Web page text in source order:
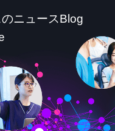
ニュースBlog